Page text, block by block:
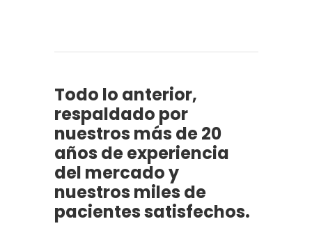
Todo lo anterior,
respaldado por
nuestros más de 20
años de experiencia
del mercado y
nuestros miles de
pacientes satisfechos.
Nosotros
Servicios
Odontología Estética
Contacto